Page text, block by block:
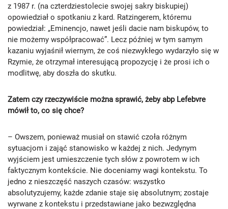
z 1987 r. (na czterdziestolecie swojej sakry biskupiej)
opowiedział o spotkaniu z kard. Ratzingerem, któremu
powiedział: „Eminencjo, nawet jeśli dacie nam biskupów, to
nie możemy współpracować”. Lecz później w tym samym
kazaniu wyjaśnił wiernym, że coś niezwykłego wydarzyło się w
Rzymie, że otrzymał interesującą propozycję i że prosi ich o
modlitwę, aby doszła do skutku.
Zatem czy rzeczywiście można sprawić, żeby abp Lefebvre
mówił to, co się chce?
– Owszem, ponieważ musiał on stawić czoła różnym
sytuacjom i zająć stanowisko w każdej z nich. Jedynym
wyjściem jest umieszczenie tych słów z powrotem w ich
faktycznym kontekście. Nie doceniamy wagi kontekstu. To
jedno z nieszczęść naszych czasów: wszystko
absolutyzujemy, każde zdanie staje się absolutnym; zostaje
wyrwane z kontekstu i przedstawiane jako bezwzględna